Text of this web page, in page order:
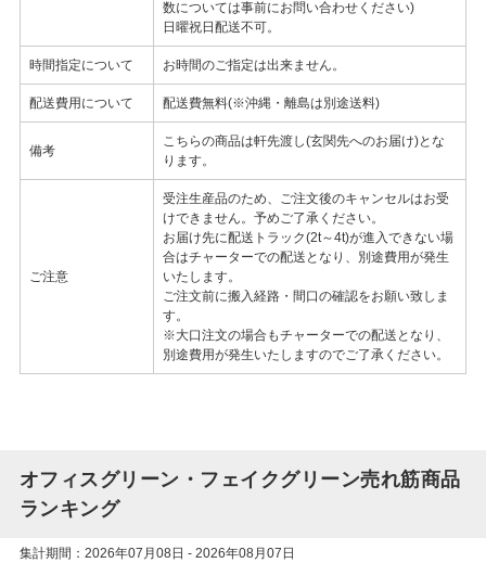
数については事前にお問い合わせください)
日曜祝日配送不可。
時間指定について お時間のご指定は出来ません。
配送費用について 配送費無料(※沖縄・離島は別途送料)
備考
こちらの商品は軒先渡し(玄関先へのお届け)とな
ります。
ご注意
受注生産品のため、ご注文後のキャンセルはお受
けできません。予めご了承ください。
お届け先に配送トラック(2t～4t)が進入できない場
合はチャーターでの配送となり、別途費用が発生
いたします。
ご注文前に搬入経路・間口の確認をお願い致しま
す。
※大口注文の場合もチャーターでの配送となり、
別途費用が発生いたしますのでご了承ください。
オフィスグリーン・フェイクグリーン売れ筋商品
ランキング
集計期間：2026年07月08日 - 2026年08月07日